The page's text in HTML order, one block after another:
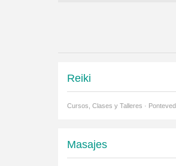
Reiki
Cursos, Clases y Talleres ·
Masajes